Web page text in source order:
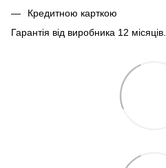
Кредитною карткою
Гарантія від виробника 12 місяців.